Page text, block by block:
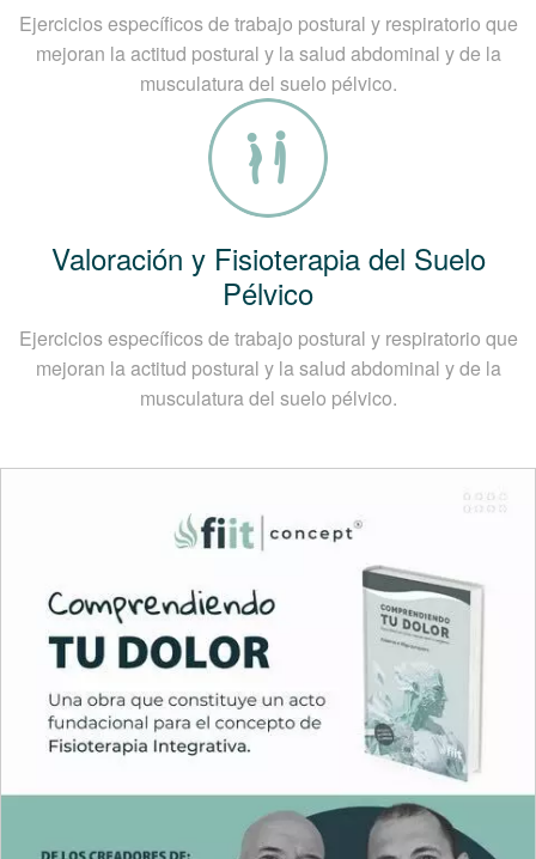
Ejercicios específicos de trabajo postural y respiratorio que
mejoran la actitud postural y la salud abdominal y de la
musculatura del suelo pélvico.
Valoración y Fisioterapia del Suelo
Pélvico
Ejercicios específicos de trabajo postural y respiratorio que
mejoran la actitud postural y la salud abdominal y de la
musculatura del suelo pélvico.